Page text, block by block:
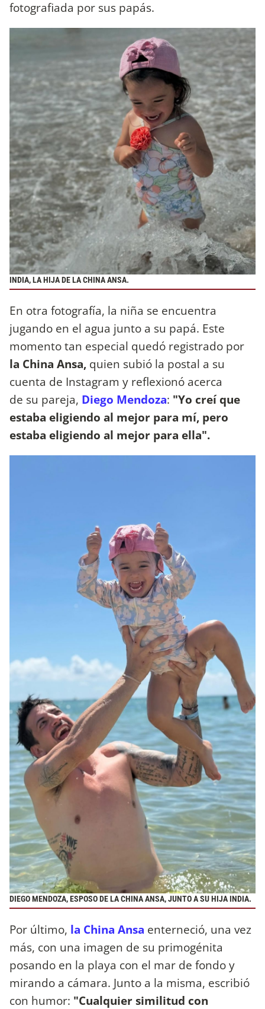
fotografiada por sus papás.
INDIA, LA HIJA DE LA CHINA ANSA.
En otra fotografía, la niña se encuentra
jugando en el agua junto a su papá. Este
momento tan especial quedó registrado por
la China Ansa, quien subió la postal a su
cuenta de Instagram y reflexionó acerca
de su pareja, Diego Mendoza: "Yo creí que
estaba eligiendo al mejor para mí, pero
estaba eligiendo al mejor para ella".
DIEGO MENDOZA, ESPOSO DE LA CHINA ANSA, JUNTO A SU HIJA INDIA.
Por último, la China Ansa enterneció, una vez
más, con una imagen de su primogénita
posando en la playa con el mar de fondo y
mirando a cámara. Junto a la misma, escribió
con humor: "Cualquier similitud con